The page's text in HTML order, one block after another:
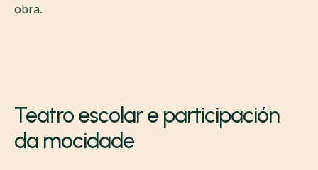
obra.
Teatro escolar e participación
da mocidade